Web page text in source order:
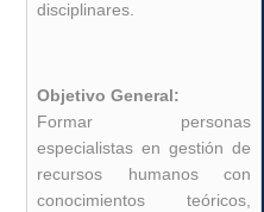
disciplinares.
Objetivo General:
Formar personas
especialistas en gestión de
recursos humanos con
conocimientos teóricos,